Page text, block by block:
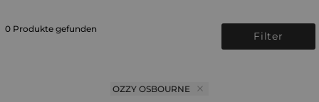
0 Produkte gefunden
Filter
OZZY OSBOURNE